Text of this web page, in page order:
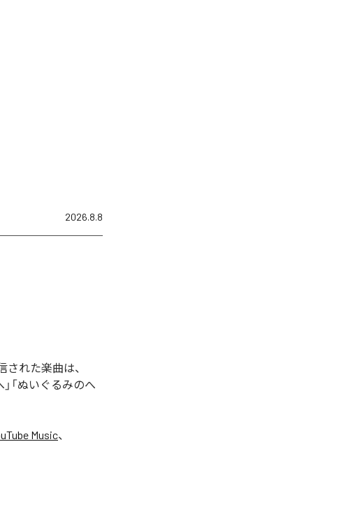
2026.8.8
された楽曲は、
「ぬいぐるみのへ
Music、